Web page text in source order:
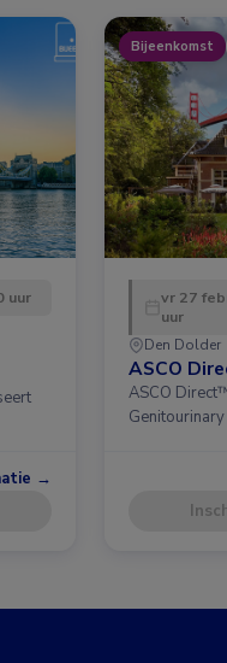
uur
→
Bijeenkomst
vr 27
uur
Den Dolder
ASCO
ASCO